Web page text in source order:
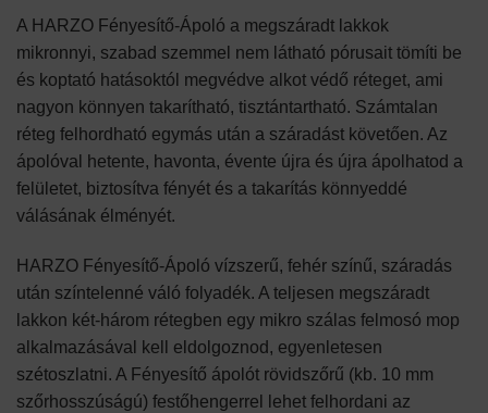
A HARZO Fényesítő-Ápoló a megszáradt lakkok
mikronnyi, szabad szemmel nem látható pórusait tömíti be
és koptató hatásoktól megvédve alkot védő réteget, ami
nagyon könnyen takarítható, tisztántartható. Számtalan
réteg felhordható egymás után a száradást követően. Az
ápolóval hetente, havonta, évente újra és újra ápolhatod a
felületet, biztosítva fényét és a takarítás könnyeddé
válásának élményét.
HARZO Fényesítő-Ápoló vízszerű, fehér színű, száradás
után színtelenné váló folyadék. A teljesen megszáradt
lakkon két-három rétegben egy mikro szálas felmosó mop
alkalmazásával kell eldolgoznod, egyenletesen
szétoszlatni. A Fényesítő ápolót rövidszőrű (kb. 10 mm
szőrhosszúságú) festőhengerrel lehet felhordani az